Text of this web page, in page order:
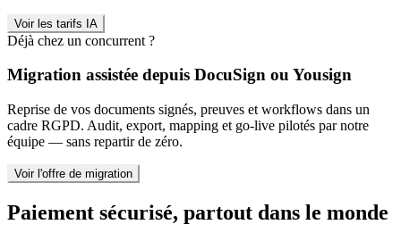
Voir les tarifs IA
Déjà chez un concurrent ?
Migration assistée depuis DocuSign ou Yousign
Reprise de vos documents signés, preuves et workflows dans un
cadre RGPD. Audit, export, mapping et go-live pilotés par notre
équipe — sans repartir de zéro.
Voir l'offre de migration
Paiement sécurisé, partout dans le monde